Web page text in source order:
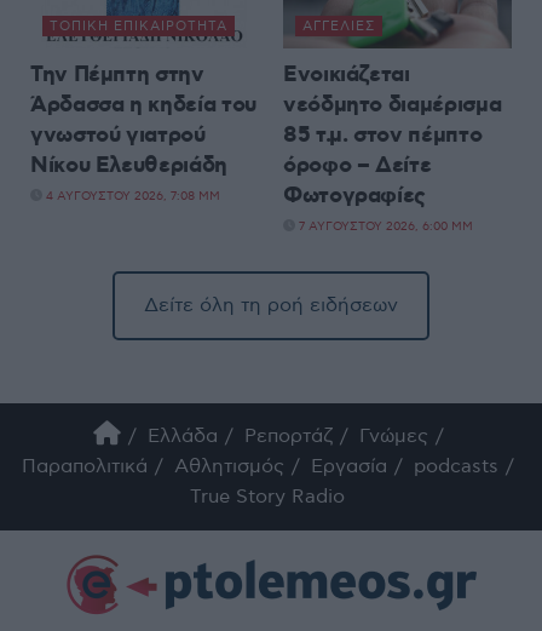
ΤΟΠΙΚΉ ΕΠΙΚΑΙΡΌΤΗΤΑ
Την Πέμπτη στην
Άρδασσα η κηδεία του
γνωστού γιατρού
Νίκου Ελευθεριάδη
4 ΑΥΓΟΎΣΤΟΥ 2026, 7:08 ΜΜ
ΑΓΓΕΛΊΕΣ
Ενοικιάζεται
νεόδμητο διαμέρισμα
85 τ.μ. στον πέμπτο
όροφο – Δείτε
Φωτογραφίες
7 ΑΥΓΟΎΣΤΟΥ 2026, 6:00 ΜΜ
Δείτε όλη τη ροή ειδήσεων
Ελλάδα Ρεπορτάζ
Γνώμες
Παραπολιτικά
Αθλητισμός Εργασία
podcasts
True Story Radio